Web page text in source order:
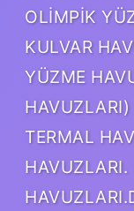
OLİMPİK
KULVAR
YÜZME
TERMAL